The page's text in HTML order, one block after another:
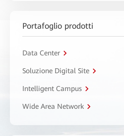
Portafoglio prodotti
Data Center
Soluzione Digital Site
Intelligent Campus
Wide Area Network